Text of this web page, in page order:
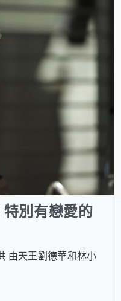
別有戀愛的
由天王劉德華和林小